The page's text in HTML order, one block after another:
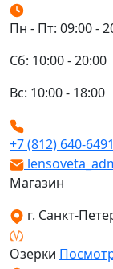
Пн - Пт: 09:00 -
Сб: 10:00 - 20:00
Вс: 10:00 - 18:00
+7 (812) 640-6491
Магазин
г. Санкт-
Озерки